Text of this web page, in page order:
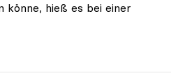
könne, hieß es bei einer
weiter auf